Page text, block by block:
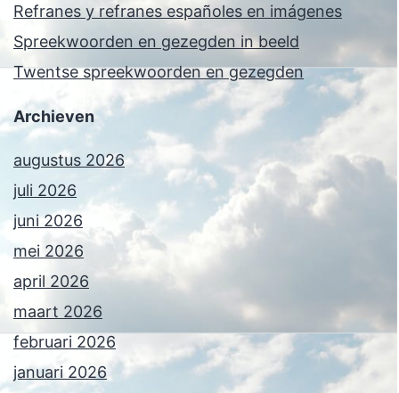
Refranes y refranes españoles en imágenes
Spreekwoorden en gezegden in beeld
Twentse spreekwoorden en gezegden
Archieven
augustus 2026
juli 2026
juni 2026
mei 2026
april 2026
maart 2026
februari 2026
januari 2026